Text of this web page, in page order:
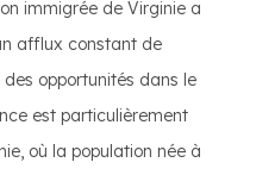
immigrée de Virginie a
afflux constant de
opportunités dans le
est particulièrement
où la population née à